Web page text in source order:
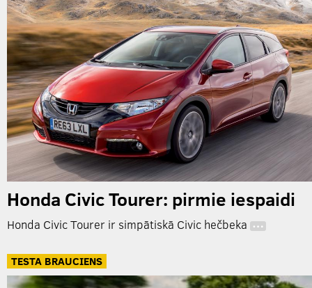
Honda Civic Tourer: pirmie iespaidi
Honda Civic Tourer ir simpātiskā Civic hečbeka …
TESTA BRAUCIENS